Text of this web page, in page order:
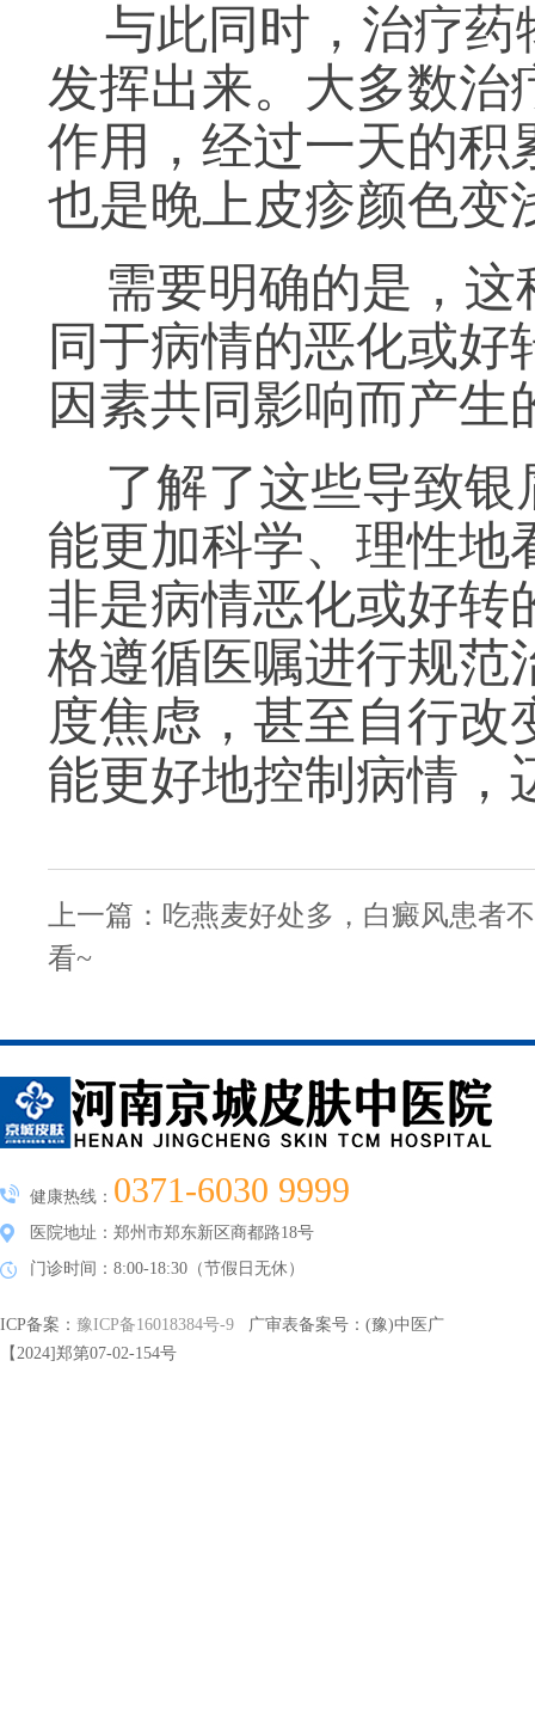
与此同时，治疗
发挥出来。大多数治
作用，经过一天的积
也是晚上皮疹颜色变
需要明确的是，
同于病情的恶化或
因素共同影响而产生
了解了这些导致
能更加科学、理性地
非是病情恶化或好转
格遵循医嘱进行规范
度焦虑，甚至自行改
能更好地控制病情，
上一篇： 吃燕麦好处多，白癜风患者
看~
健康热线： 0371-6030 9999
医院地址：郑州市郑东新区商都路18号
门诊时间：8:00-18:30（节假日无休）
ICP备案： 豫ICP备16018384号-9 广审表备案号：(豫)中医广
【2024]郑第07-02-154号